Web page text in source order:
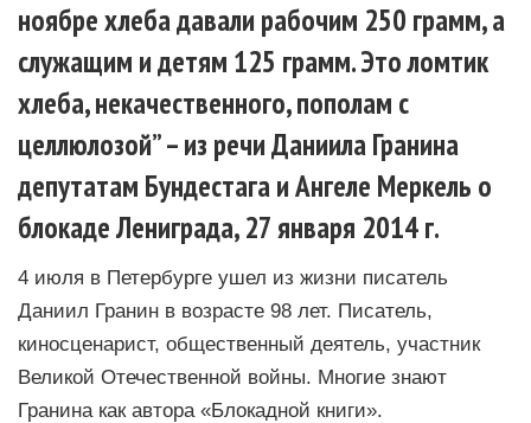
ноябре хлеба давали рабочим 250 грамм, а
служащим и детям 125 грамм. Это ломтик
хлеба, некачественного, пополам с
целлюлозой” – из речи Даниила Гранина
депутатам Бундестага и Ангеле Меркель о
блокаде Лениграда, 27 января 2014 г.
4 июля в Петербурге ушел из жизни писатель
Даниил Гранин в возрасте 98 лет. Писатель,
киносценарист, общественный деятель, участник
Великой Отечественной войны. Многие знают
Гранина как автора «Блокадной книги».